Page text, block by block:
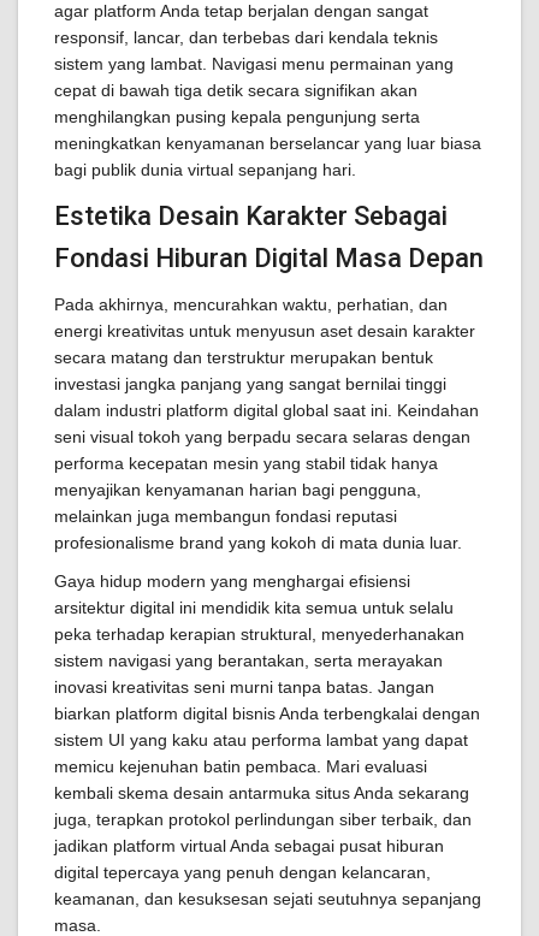
agar platform Anda tetap berjalan dengan sangat
responsif, lancar, dan terbebas dari kendala teknis
sistem yang lambat. Navigasi menu permainan yang
cepat di bawah tiga detik secara signifikan akan
menghilangkan pusing kepala pengunjung serta
meningkatkan kenyamanan berselancar yang luar biasa
bagi publik dunia virtual sepanjang hari.
Estetika Desain Karakter Sebagai
Fondasi Hiburan Digital Masa Depan
Pada akhirnya, mencurahkan waktu, perhatian, dan
energi kreativitas untuk menyusun aset desain karakter
secara matang dan terstruktur merupakan bentuk
investasi jangka panjang yang sangat bernilai tinggi
dalam industri platform digital global saat ini. Keindahan
seni visual tokoh yang berpadu secara selaras dengan
performa kecepatan mesin yang stabil tidak hanya
menyajikan kenyamanan harian bagi pengguna,
melainkan juga membangun fondasi reputasi
profesionalisme brand yang kokoh di mata dunia luar.
Gaya hidup modern yang menghargai efisiensi
arsitektur digital ini mendidik kita semua untuk selalu
peka terhadap kerapian struktural, menyederhanakan
sistem navigasi yang berantakan, serta merayakan
inovasi kreativitas seni murni tanpa batas. Jangan
biarkan platform digital bisnis Anda terbengkalai dengan
sistem UI yang kaku atau performa lambat yang dapat
memicu kejenuhan batin pembaca. Mari evaluasi
kembali skema desain antarmuka situs Anda sekarang
juga, terapkan protokol perlindungan siber terbaik, dan
jadikan platform virtual Anda sebagai pusat hiburan
digital tepercaya yang penuh dengan kelancaran,
keamanan, dan kesuksesan sejati seutuhnya sepanjang
masa.